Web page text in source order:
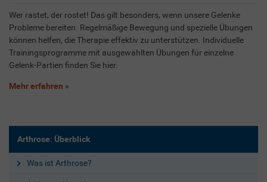
Wer rastet, der rostet! Das gilt besonders, wenn unsere Gelenke
Probleme bereiten. Regelmäßige Bewegung und spezielle Übungen
können helfen, die Therapie effektiv zu unterstützen. Individuelle
Trainingsprogramme mit ausgewählten Übungen für einzelne
Gelenk-Partien finden Sie hier.
Mehr erfahren
Arthrose: Überblick
Was ist Arthrose?